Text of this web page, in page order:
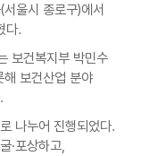
울시 종로구)에서
다.
보건복지부 박민수
보건산업 분야
나누어 진행되었다.
·포상하고,